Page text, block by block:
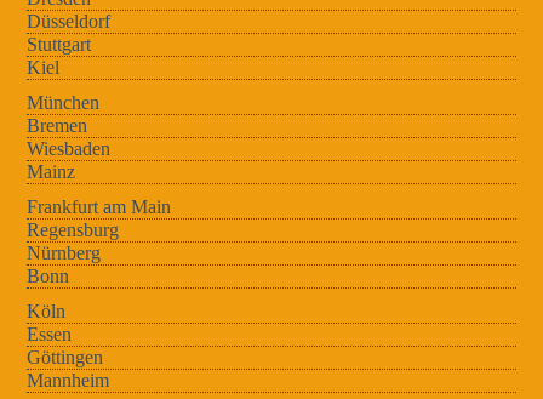
Düsseldorf
Stuttgart
Kiel
München
Bremen
Wiesbaden
Mainz
Frankfurt am Main
Regensburg
Nürnberg
Bonn
Köln
Essen
Göttingen
Mannheim